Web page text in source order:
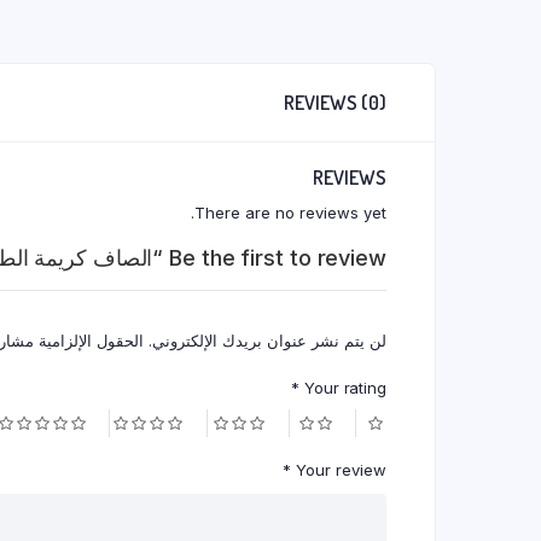
REVIEWS (0)
REVIEWS
There are no reviews yet.
Be the first to review “الصاف كريمة الطبخ 1 لتر”
لن يتم نشر عنوان بريدك الإلكتروني. الحقول الإلزامية مشار
Your rating
*
Your review
*